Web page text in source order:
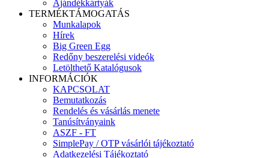
Ajándékkártyák
TERMÉKTÁMOGATÁS
Munkalapok
Hírek
Big Green Egg
Redőny beszerelési videók
Letölthető Katalógusok
INFORMÁCIÓK
KAPCSOLAT
Bemutatkozás
Rendelés és vásárlás menete
Tanúsítványaink
ASZF - FT
SimplePay / OTP vásárlói tájékoztató
Adatkezelési Tájékoztató